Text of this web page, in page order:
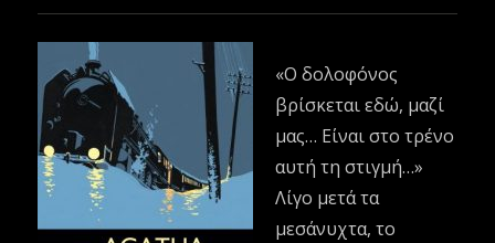
«Ο δολοφόνος
βρίσκεται εδώ, μαζί
μας… Είναι στο τρένο
αυτή τη στιγμή…»
Λίγο μετά τα
μεσάνυχτα, το